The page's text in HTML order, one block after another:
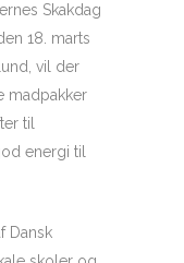
Skakdag
18. marts
vil der
madpakker
til
energi til
Dansk